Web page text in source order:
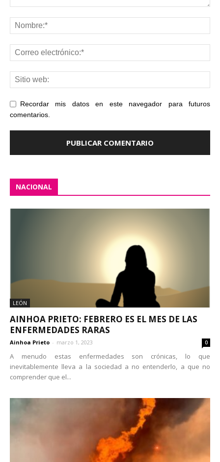
Recordar mis datos en este navegador para futuros
comentarios.
NACIONAL
LEÓN
AINHOA PRIETO: FEBRERO ES EL MES DE LAS
ENFERMEDADES RARAS
Ainhoa Prieto - marzo 1, 2023 0
A menudo estas enfermedades son crónicas, lo que
inevitablemente lleva a la sociedad a no entenderlo, a que no
comprender que el...